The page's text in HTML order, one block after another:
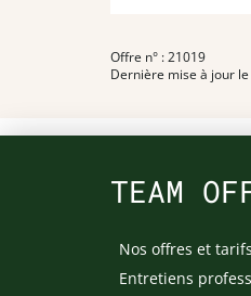
Offre n° : 21019
Dernière mise à jour
TEAM
Nos offres et tarifs
Entretiens